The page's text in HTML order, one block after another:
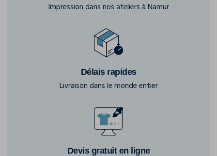
Impression dans nos ateliers à Namur
Délais rapides
Livraison dans le monde entier
Devis gratuit en ligne